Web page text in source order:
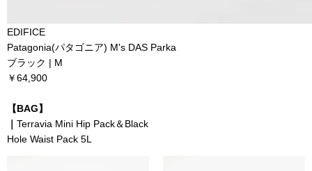
EDIFICE
Patagonia(パタゴニア) M's DAS Parka
ブラック | M
￥64,900
【BAG】
Terravia Mini Hip Pack＆Black
Hole Waist Pack 5L